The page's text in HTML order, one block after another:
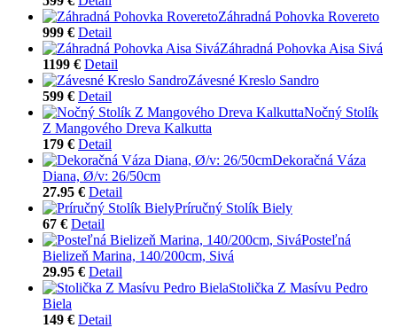
Záhradná Pohovka Rovereto
999 € Detail
Záhradná Pohovka Aisa Sivá
1199 € Detail
Závesné Kreslo Sandro
599 € Detail
Nočný Stolík
Z Mangového Dreva Kalkutta
179 € Detail
Dekoračná Váza
Diana, Ø/v: 26/50cm
27.95 € Detail
Príručný Stolík Biely
67 € Detail
Posteľná
Bielizeň Marina, 140/200cm, Sivá
29.95 € Detail
Stolička Z Masívu Pedro
Biela
149 € Detail